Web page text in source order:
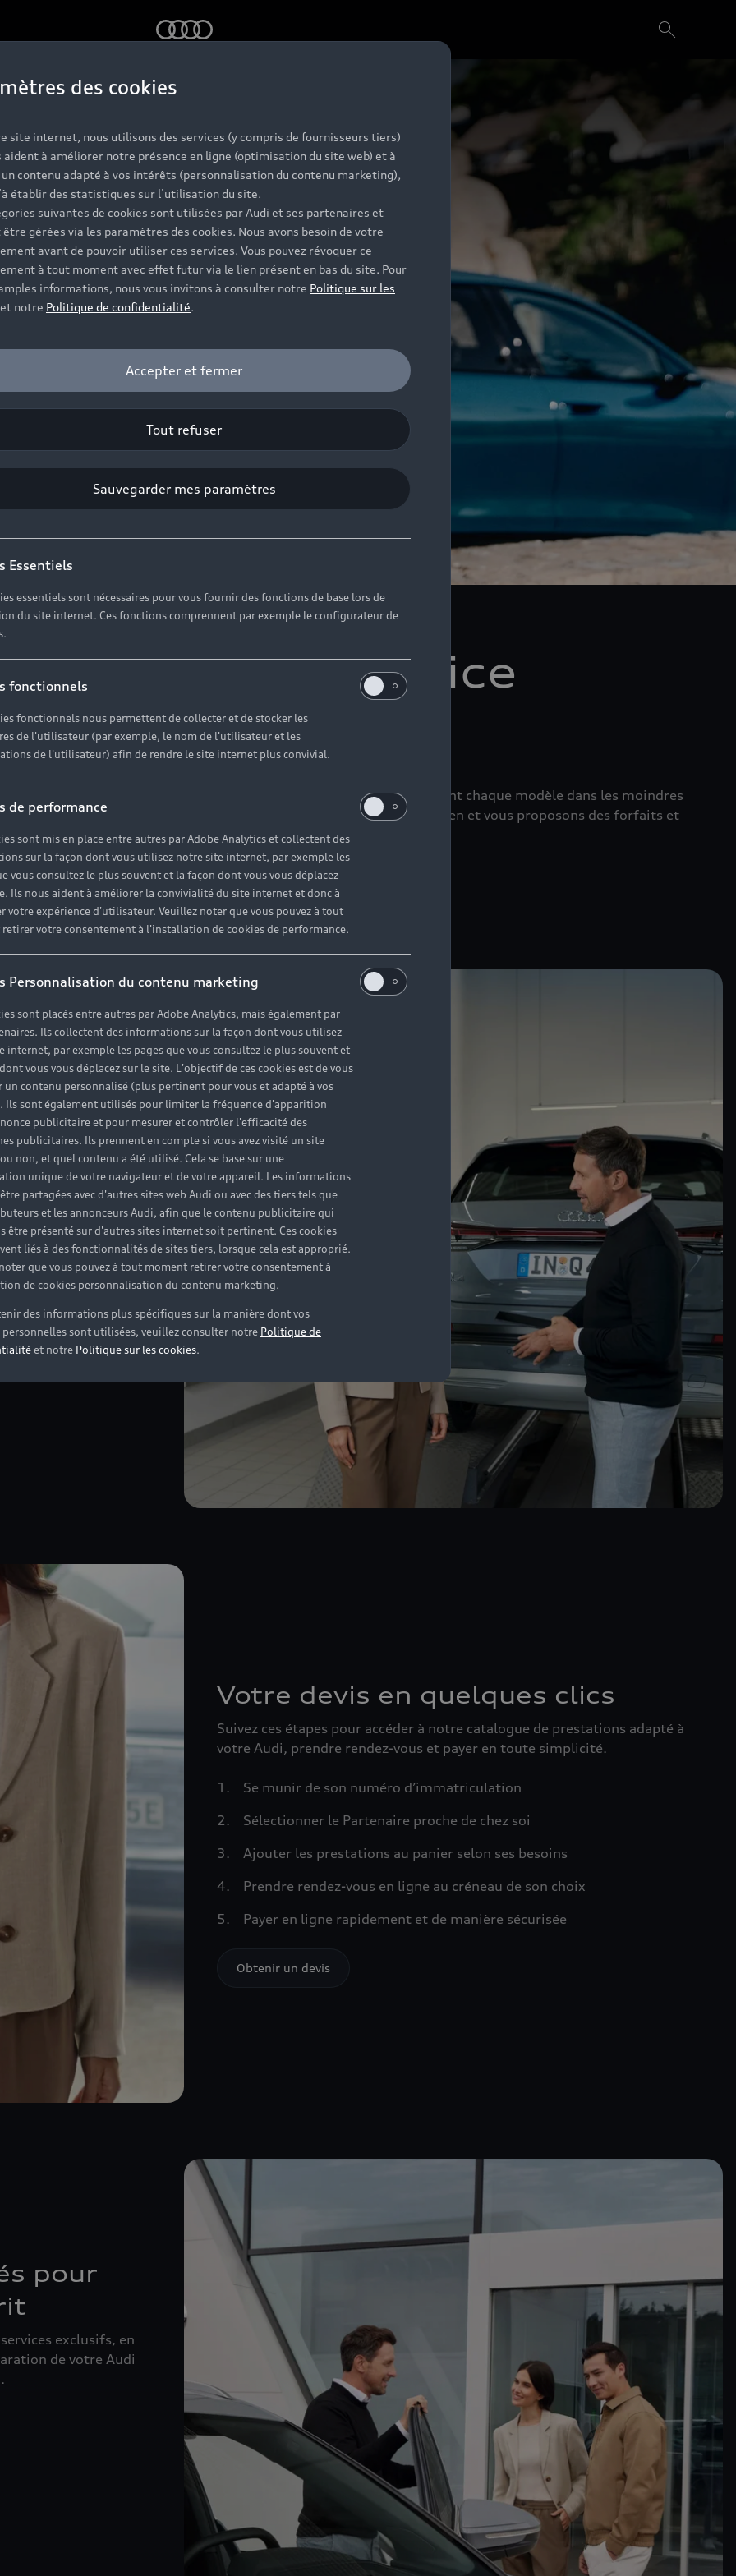
des cookies
site internet, nous utilisons des services (y compris de fournisseurs tiers)
aident à améliorer notre présence en ligne (optimisation du site web) et à
contenu adapté à vos intérêts (personnalisation du contenu marketing),
établir des statistiques sur l’utilisation du site.
suivantes de cookies sont utilisées par Audi et ses partenaires et
être gérées via les paramètres des cookies. Nous avons besoin de votre
avant de pouvoir utiliser ces services. Vous pouvez révoquer ce
à tout moment avec effet futur via le lien présent en bas du site. Pour
informations, nous vous invitons à consulter notre Politique sur les
et notre Politique de confidentialité.
Accepter et fermer
Tout refuser
Sauvegarder mes paramètres
Essentiels
essentiels sont nécessaires pour vous fournir des fonctions de base lors de
du site internet. Ces fonctions comprennent par exemple le configurateur de
fonctionnels
fonctionnels nous permettent de collecter et de stocker les
de l'utilisateur (par exemple, le nom de l'utilisateur et les
de l'utilisateur) afin de rendre le site internet plus convivial.
de performance
sont mis en place entre autres par Adobe Analytics et collectent des
sur la façon dont vous utilisez notre site internet, par exemple les
vous consultez le plus souvent et la façon dont vous vous déplacez
Ils nous aident à améliorer la convivialité du site internet et donc à
votre expérience d'utilisateur. Veuillez noter que vous pouvez à tout
votre consentement à l'installation de cookies de performance.
Personnalisation du contenu marketing
sont placés entre autres par Adobe Analytics, mais également par
Ils collectent des informations sur la façon dont vous utilisez
internet, par exemple les pages que vous consultez le plus souvent et
vous vous déplacez sur le site. L'objectif de ces cookies est de vous
un contenu personnalisé (plus pertinent pour vous et adapté à vos
Ils sont également utilisés pour limiter la fréquence d'apparition
publicitaire et pour mesurer et contrôler l'efficacité des
publicitaires. Ils prennent en compte si vous avez visité un site
non, et quel contenu a été utilisé. Cela se base sur une
unique de votre navigateur et de votre appareil. Les informations
partagées avec d'autres sites web Audi ou avec des tiers tels que
et les annonceurs Audi, afin que le contenu publicitaire qui
être présenté sur d'autres sites internet soit pertinent. Ces cookies
liés à des fonctionnalités de sites tiers, lorsque cela est approprié.
que vous pouvez à tout moment retirer votre consentement à
de cookies personnalisation du contenu marketing.
des informations plus spécifiques sur la manière dont vos
personnelles sont utilisées, veuillez consulter notre Politique de
et notre Politique sur les cookies.
au service
de votre Audi
la sécurité et la valeur de votre véhicule. Nos experts connaissent chaque modèle dans les moindres
Nous vous accompagnons tout au long de votre parcours d’entretien et vous proposons des forfaits et
services sur-mesure.
Votre devis en quelques clics
Suivez ces étapes pour accéder à notre catalogue de prestations adapté à
votre Audi, prendre rendez-vous et payer en toute simplicité.
Se munir de son numéro d’immatriculation
Sélectionner le Partenaire proche de chez soi
Ajouter les prestations au panier selon ses besoins
Prendre rendez-vous en ligne au créneau de son choix
Payer en ligne rapidement et de manière sécurisée
Obtenir un devis
pour
exclusifs, en
de votre Audi